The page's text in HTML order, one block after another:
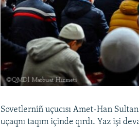
Sovetlerniñ uçucısı Amet-Han
uçaqnı taqım içinde qırdı. Yaz işi